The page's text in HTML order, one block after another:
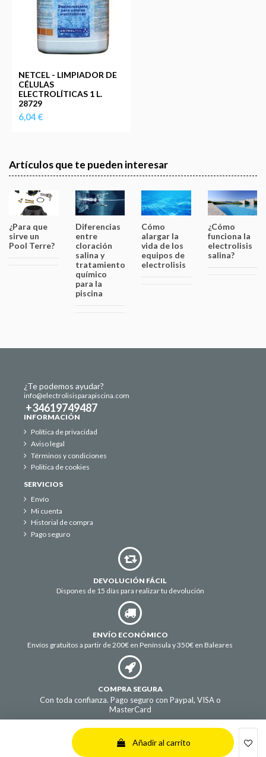
Añadir al carrito
NETCEL - LIMPIADOR DE
CÉLULAS
ELECTROLÍTICAS 1 L.
28729
6,04 €
Artículos que te pueden interesar
¿Para que
sirve un
Pool Terre?
Diferencias
entre
cloración
salina y
tratamiento
químico
para la
piscina
Cómo
alargar la
vida de los
equipos de
electrolisis
¿Cómo
funciona la
electrolisis
salina?
¿Te podemos ayudar?
info@electrolisisparapiscina.com
+34619749487
INFORMACIÓN
Política de privacidad
Aviso legal
Términos y condiciones
Politica de cookies
SERVICIOS
Envío
Mi cuenta
Historial de compra
Pago seguro
DEVOLUCIÓN FÁCIL
Dispones de 15 días para realizar tu devolución
ENVÍO ECONÓMICO
Envíos gratuitos a partir de 200€ en Península y 350€ en Baleares
COMPRA SEGURA
Con toda confianza. Pago seguro con Paypal, VISA o
MasterCard
© Electrolisis para piscina. Todos los derechos reservados.